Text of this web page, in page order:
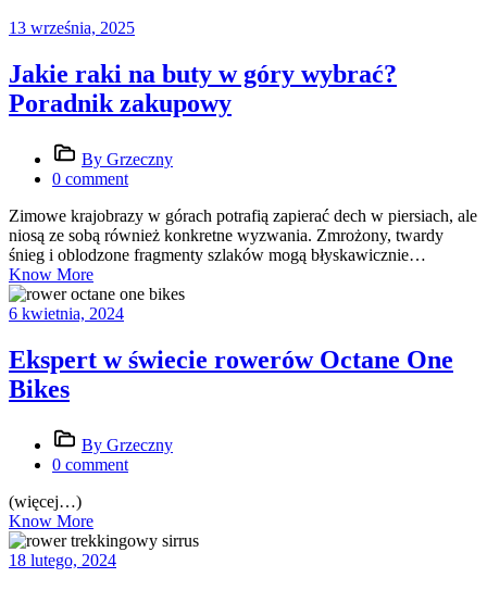
13 września, 2025
Jakie raki na buty w góry wybrać?
Poradnik zakupowy
By Grzeczny
0 comment
Zimowe krajobrazy w górach potrafią zapierać dech w piersiach, ale
niosą ze sobą również konkretne wyzwania. Zmrożony, twardy
śnieg i oblodzone fragmenty szlaków mogą błyskawicznie…
Know More
6 kwietnia, 2024
Ekspert w świecie rowerów Octane One
Bikes
By Grzeczny
0 comment
(więcej…)
Know More
18 lutego, 2024